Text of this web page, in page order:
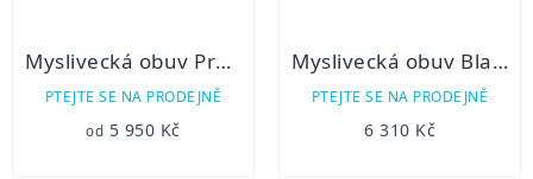
Myslivecká obuv Prabos Polar Wolf GTX
PTEJTE SE NA PRODEJNĚ
od 5 950 Kč
Myslivecká obuv Blaser zimní
PTEJTE SE NA PRODEJNĚ
6 310 Kč